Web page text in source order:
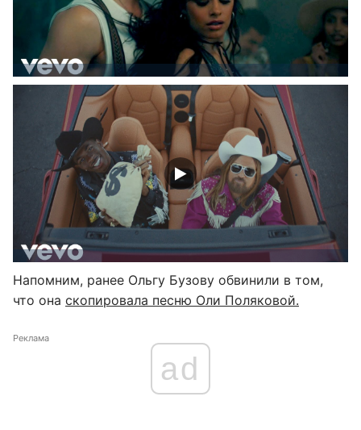
Напомним, ранее Ольгу Бузову обвинили в том,
что она скопировала песню Оли Поляковой.
Реклама
ad